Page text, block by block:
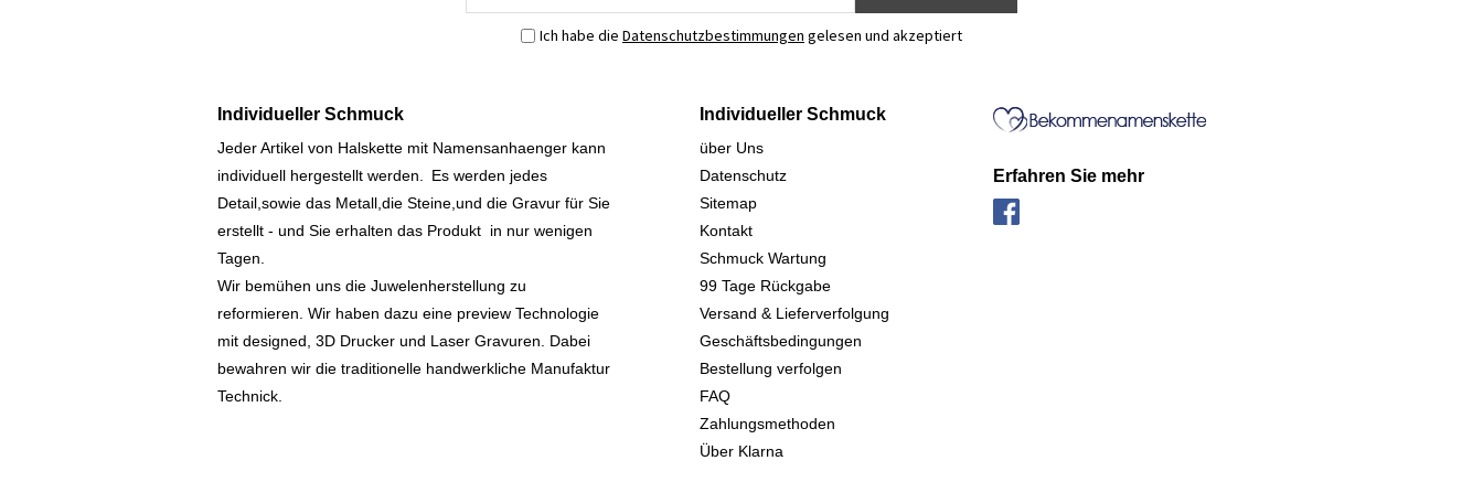
Ich habe die Datenschutzbestimmungen gelesen und akzeptiert
Individueller Schmuck
Jeder Artikel von Halskette mit Namensanhaenger kann
individuell hergestellt werden.
Es werden jedes
Detail,sowie das Metall,die Steine,und die Gravur für Sie
erstellt - und Sie erhalten das Produkt in nur wenigen
Tagen.
Wir bemühen uns die Juwelenherstellung zu
reformieren. Wir haben dazu eine preview Technologie
mit designed, 3D Drucker und Laser Gravuren. Dabei
bewahren wir die traditionelle handwerkliche Manufaktur
Technick.
Individueller Schmuck
über Uns
Datenschutz
Sitemap
Kontakt
Schmuck Wartung
99 Tage Rückgabe
Versand & Lieferverfolgung
Geschäftsbedingungen
Bestellung verfolgen
FAQ
Zahlungsmethoden
Über Klarna
Erfahren Sie mehr